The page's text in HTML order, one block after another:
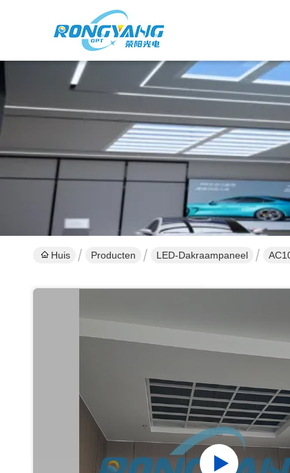
Huis Producten LED-Dakraampaneel